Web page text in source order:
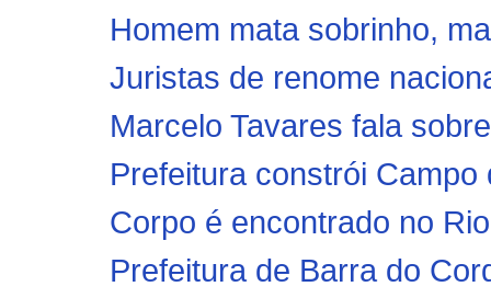
Homem mata sobrinho,
Juristas de renome
Marcelo Tavares fala
Prefeitura constrói
Corpo é encontrado no
Prefeitura de Barra do